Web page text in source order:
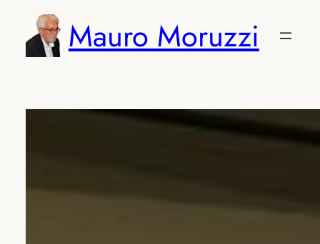
contenuto
Mauro Moruzzi